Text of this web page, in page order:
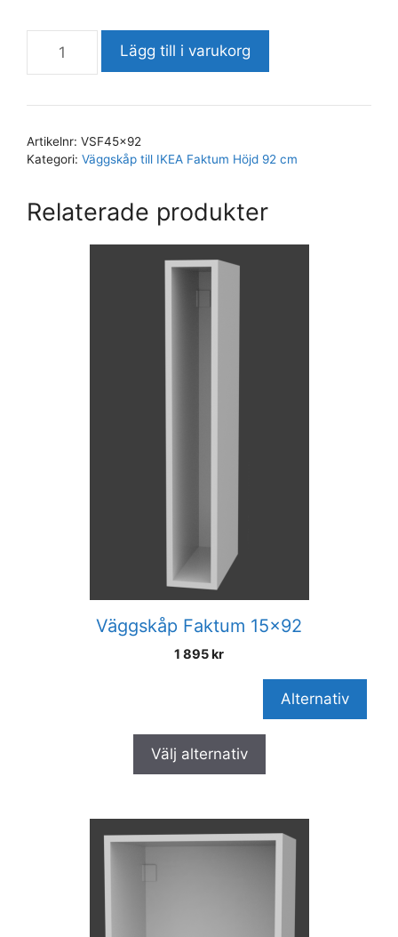
Lägg till i varukorg
Artikelnr: VSF45x92
Kategori: Väggskåp till IKEA Faktum Höjd 92 cm
Relaterade produkter
Väggskåp Faktum 15×92
1 895kr
Alternativ
Välj alternativ